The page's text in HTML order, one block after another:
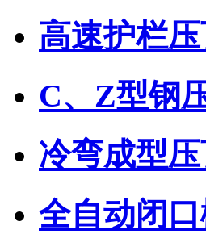
高速护栏
C、Z型钢
冷弯成型
全自动闭